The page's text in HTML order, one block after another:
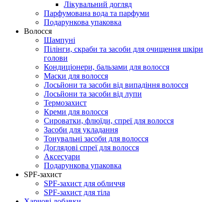
Лікувальний догляд
Парфумована вода та парфуми
Подарункова упаковка
Волосся
Шампуні
Пілінги, скраби та засоби для очищення шкіри
голови
Кондиціонери, бальзами для волосся
Маски для волосся
Лосьйони та засоби від випадіння волосся
Лосьйони та засоби від лупи
Термозахист
Креми для волосся
Сироватки, флюїди, спреї для волосся
Засоби для укладання
Тонувальні засоби для волосся
Доглядові спреї для волосся
Аксесуари
Подарункова упаковка
SPF-захист
SPF-захист для обличчя
SPF-захист для тіла